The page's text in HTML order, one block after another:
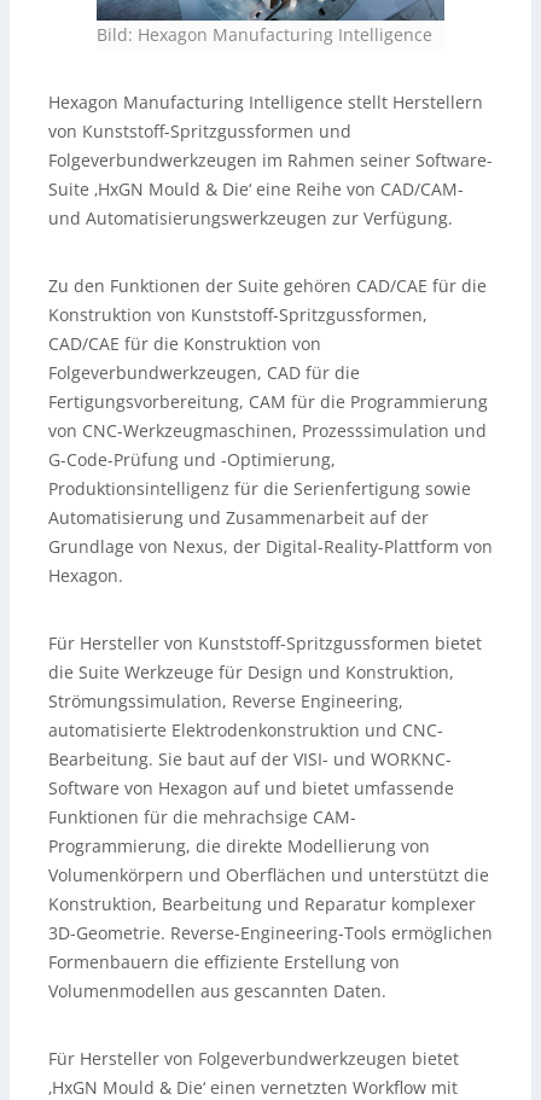
Bild: Hexagon Manufacturing Intelligence
Hexagon Manufacturing Intelligence stellt Herstellern
von Kunststoff-Spritzgussformen und
Folgeverbundwerkzeugen im Rahmen seiner Software-
Suite ‚HxGN Mould & Die‘ eine Reihe von CAD/CAM-
und Automatisierungswerkzeugen zur Verfügung.
Zu den Funktionen der Suite gehören CAD/CAE für die
Konstruktion von Kunststoff-Spritzgussformen,
CAD/CAE für die Konstruktion von
Folgeverbundwerkzeugen, CAD für die
Fertigungsvorbereitung, CAM für die Programmierung
von CNC-Werkzeugmaschinen, Prozesssimulation und
G-Code-Prüfung und -Optimierung,
Produktionsintelligenz für die Serienfertigung sowie
Automatisierung und Zusammenarbeit auf der
Grundlage von Nexus, der Digital-Reality-Plattform von
Hexagon.
Für Hersteller von Kunststoff-Spritzgussformen bietet
die Suite Werkzeuge für Design und Konstruktion,
Strömungssimulation, Reverse Engineering,
automatisierte Elektrodenkonstruktion und CNC-
Bearbeitung. Sie baut auf der VISI- und WORKNC-
Software von Hexagon auf und bietet umfassende
Funktionen für die mehrachsige CAM-
Programmierung, die direkte Modellierung von
Volumenkörpern und Oberflächen und unterstützt die
Konstruktion, Bearbeitung und Reparatur komplexer
3D-Geometrie. Reverse-Engineering-Tools ermöglichen
Formenbauern die effiziente Erstellung von
Volumenmodellen aus gescannten Daten.
Für Hersteller von Folgeverbundwerkzeugen bietet
‚HxGN Mould & Die‘ einen vernetzten Workflow mit